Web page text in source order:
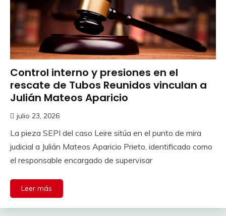
Control interno y presiones en el
rescate de Tubos Reunidos vinculan a
Julián Mateos Aparicio
julio 23, 2026
La pieza SEPI del caso Leire sitúa en el punto de mira
judicial a Julián Mateos Aparicio Prieto, identificado como
el responsable encargado de supervisar
Leer más